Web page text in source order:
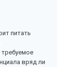
питать
вряд ли